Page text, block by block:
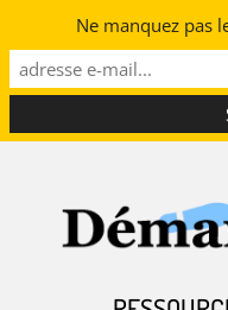
Ne manquez pas